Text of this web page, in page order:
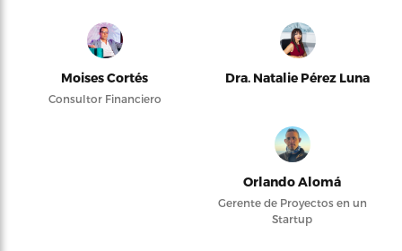
Moises Cortés
Consultor Financiero
Dra. Natalie Pérez Luna
Orlando Alomá
Gerente de Proyectos en un
Startup